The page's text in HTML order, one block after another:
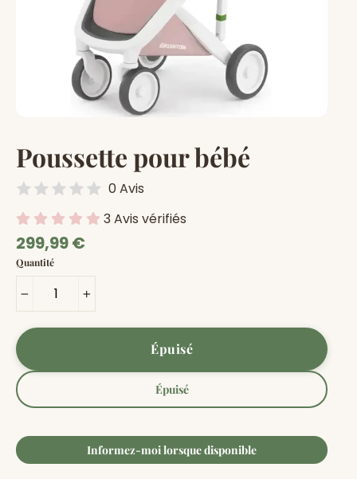
Poussette pour bébé
0 Avis
3 Avis vérifiés
Prix
régulier
299,99 €
Quantité
Épuisé
Épuisé
Informez-moi lorsque disponible